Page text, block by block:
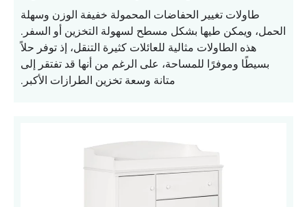
طاولات تغيير الحفاضات المحمولة خفيفة الوزن وسهلة
الحمل، ويمكن طيها بشكل مسطح لسهولة التخزين أو السفر.
هذه الطاولات مثالية للعائلات كثيرة التنقل، إذ توفر حلاً
بسيطًا وموفرًا للمساحة، على الرغم من أنها قد تفتقر إلى
متانة وسعة تخزين الطرازات الأكبر.